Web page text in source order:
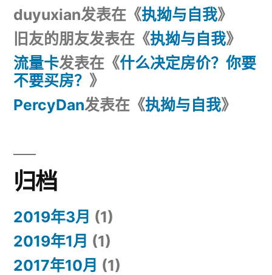
duyuxian发表在《执拗与自我》
旧友的朋友发表在《执拗与自我》
流量卡发表在《什么决定房价？你要
不要买房？ 》
PercyDan发表在《执拗与自我》
归档
2019年3月 (1)
2019年1月 (1)
2017年10月 (1)